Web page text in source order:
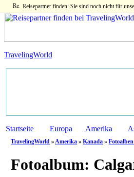
Reisepartner finden: Sie sind noch nicht für
TravelingWorld
Startseite Europa Amerika
TravelingWorld »Amerika » Kanada »
Fotoalbum: